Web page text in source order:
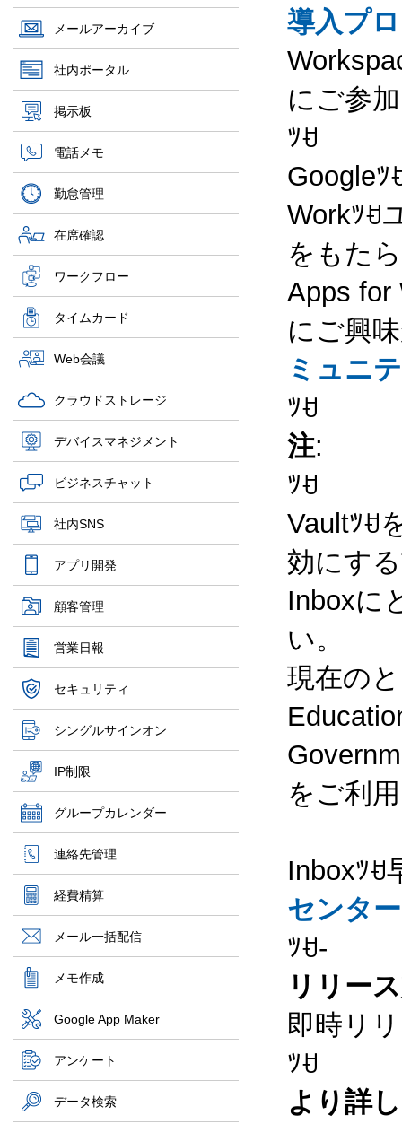
メールアーカイブ
社内ポータル
掲示板
電話メモ
勤怠管理
在席確認
ワークフロー
タイムカード
Web会議
クラウドストレージ
デバイスマネジメント
ビジネスチャット
社内SNS
アプリ開発
顧客管理
営業日報
セキュリティ
シングルサインオン
IP制限
グループカレンダー
連絡先管理
経費精算
メール一括配信
メモ作成
Google App Maker
アンケート
データ検索
導入プ
にご参
ﾂꀀ
Googleﾂ
Workﾂ
をもた
Apps for
にご興
ミュニ
ﾂꀀ
注:
ﾂꀀ
Vaultﾂꀀ
効にす
Inboxに
い。
現在の
をご利
Inboxﾂ
センター
ﾂꀀ-
リリー
即時リ
ﾂꀀ
より詳